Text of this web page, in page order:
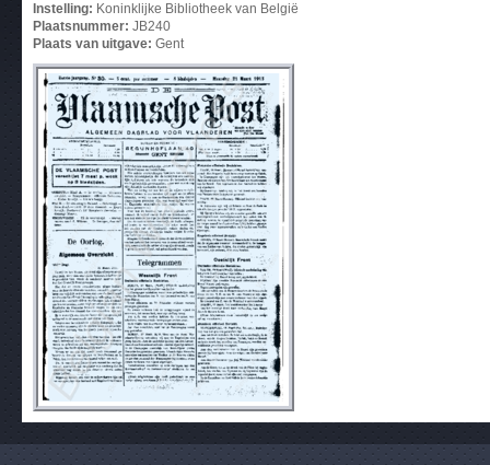
Instelling: Koninklijke Bibliotheek van België
Plaatsnummer: JB240
Plaats van uitgave: Gent